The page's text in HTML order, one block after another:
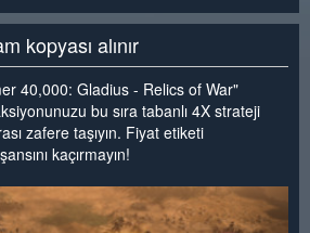
kopyası alınır
40,000: Gladius - Relics of War"
bu sıra tabanlı 4X strateji
zafere taşıyın. Fiyat etiketi
kaçırmayın!
>